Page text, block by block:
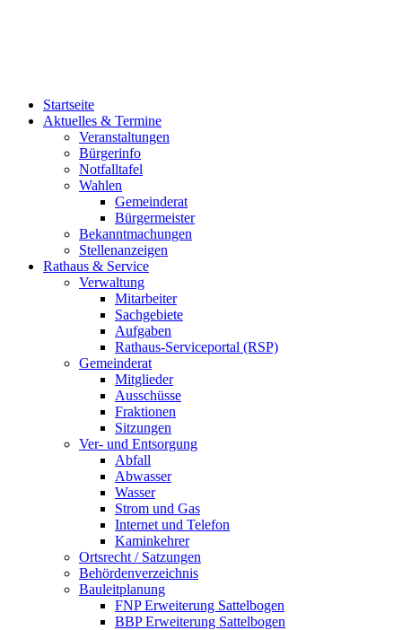
Startseite
Aktuelles & Termine
Veranstaltungen
Bürgerinfo
Notfalltafel
Wahlen
Gemeinderat
Bürgermeister
Bekanntmachungen
Stellenanzeigen
Rathaus & Service
Verwaltung
Mitarbeiter
Sachgebiete
Aufgaben
Rathaus-Serviceportal (RSP)
Gemeinderat
Mitglieder
Ausschüsse
Fraktionen
Sitzungen
Ver- und Entsorgung
Abfall
Abwasser
Wasser
Strom und Gas
Internet und Telefon
Kaminkehrer
Ortsrecht / Satzungen
Behördenverzeichnis
Bauleitplanung
FNP Erweiterung Sattelbogen
BBP Erweiterung Sattelbogen